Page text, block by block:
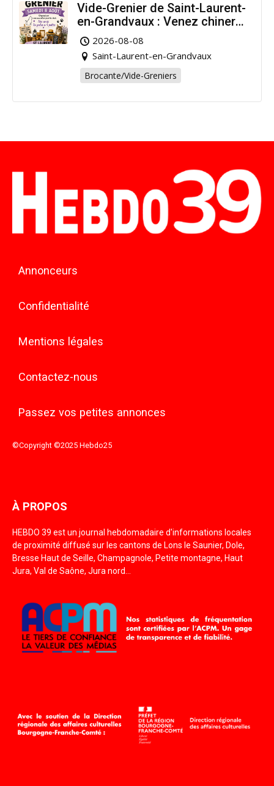
Vide-Grenier de Saint-Laurent-
en-Grandvaux : Venez chiner
pour la bonne cause !
2026-08-08
Saint-Laurent-en-Grandvaux
Brocante/Vide-Greniers